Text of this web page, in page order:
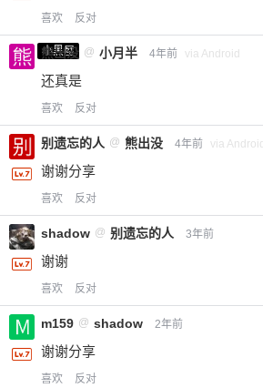
喜欢 反对
小黑屋
熊出没 @ 小月半 4年前 via Android
还真是
喜欢 反对
别遗忘的人 @ 熊出没 4年前 via Android
谢谢分享
喜欢 反对
shadow @ 别遗忘的人 3年前
谢谢
喜欢 反对
m159 @ shadow 2年前
谢谢分享
喜欢 反对